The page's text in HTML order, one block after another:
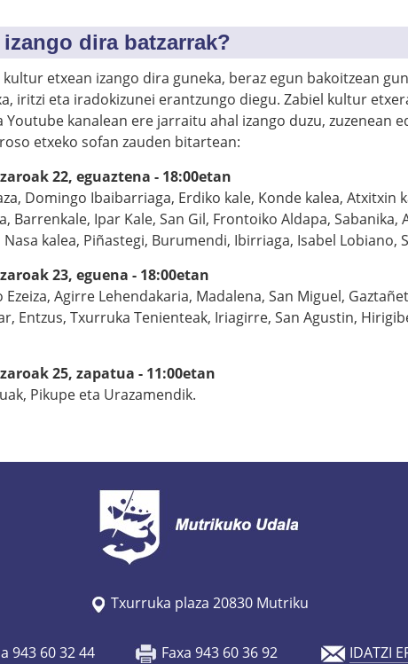
dira batzarrak?
kultur etxean izango dira guneka, beraz egun bakoitzean
iritzi eta iradokizunei erantzungo diegu. Zabiel kultur
kanalean ere jarraitu ahal izango duzu, zuzenean
etxeko sofan zauden bitartean:
22, eguaztena - 18:00etan
Domingo Ibaibarriaga, Erdiko kale, Konde kalea, Atxitxin
Barrenkale, Ipar Kale, San Gil, Frontoiko Aldapa, Sabanika,
Nasa kalea, Piñastegi, Burumendi, Ibirriaga, Isabel Lobiano,
23, eguena - 18:00etan
Ezeiza, Agirre Lehendakaria, Madalena, San Miguel,
Entzus, Txurruka Tenienteak, Iriagirre, San Agustin,
25, zapatua - 11:00etan
Pikupe eta Urazamendik.
Txurruka plaza 20830 Mutriku
943 60 32 44 Faxa 943 60 36 92 IDATZI